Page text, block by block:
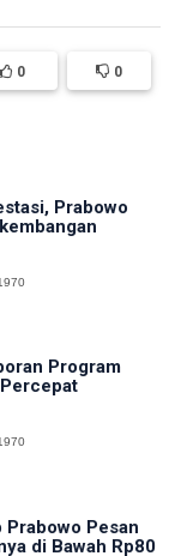
0 0
Prabowo
Program
Prabowo Pesan
di Bawah Rp80